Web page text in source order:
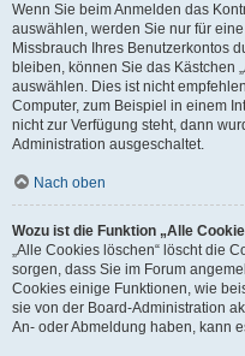
Wenn Sie beim Anmelden das
auswählen, werden Sie nur für
Missbrauch Ihres Benutzerkontos
bleiben, können Sie das Kästchen
auswählen. Dies ist nicht
Computer, zum Beispiel in einem
nicht zur Verfügung steht, dann
Administration ausgeschaltet.
Nach oben
Wozu ist die Funktion „Alle
„Alle Cookies löschen“ löscht die
sorgen, dass Sie im Forum
Cookies einige Funktionen, wie
sie von der Board-Administration
An- oder Abmeldung haben, kann